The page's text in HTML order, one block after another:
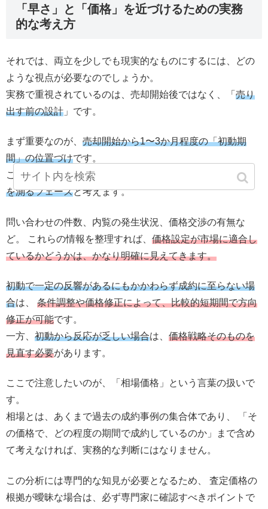
「早さ」と「価格」を近づけるための実務
的な考え方
それでは、両立を少しでも現実的なものにするには、どの
ような視点が必要なのでしょうか。
実務で重視されているのは、売却開始後ではなく、「 売り
出す前の設計 」です。
まず重要なのが、 売却開始から1〜3か月程度の「初動期
間」の位置づけです。
この期間は、 市場が価格に対してどのような反応を示すか
を測るフェーズと考えます。
問い合わせの件数、内覧の発生状況、価格交渉の有無な
ど。 これらの情報を整理すれば、 価格設定が市場に適合し
ているかどうかは、かなり明確に見えてきます。
初動で一定の反響があるにもかかわらず成約に至らない場
合は、 条件調整や価格修正によって、比較的短期間で方向
修正が可能です。
一方、 初動から反応が乏しい場合は、 価格戦略そのものを
見直す必要があります。
ここで注意したいのが、「相場価格」という言葉の扱いで
す。
相場とは、あくまで過去の成約事例の集合体であり、 「そ
の価格で、どの程度の期間で成約しているのか」まで含め
て考えなければ、実務的な判断にはなりません。
この分析には専門的な知見が必要となるため、 査定価格の
根拠が曖昧な場合は、必ず専門家に確認すべきポイントで